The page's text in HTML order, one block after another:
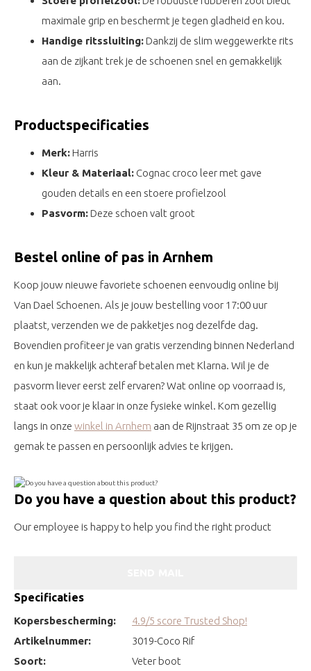
maximale grip en beschermt je tegen gladheid en kou.
Handige ritssluiting: Dankzij de slim weggewerkte rits
aan de zijkant trek je de schoenen snel en gemakkelijk
aan.
Productspecificaties
Merk: Harris
Kleur & Materiaal: Cognac croco leer met gave
gouden details en een stoere profielzool
Pasvorm: Deze schoen valt groot
Bestel online of pas in Arnhem
Koop jouw nieuwe favoriete schoenen eenvoudig online bij
Van Dael Schoenen. Als je jouw bestelling voor 17:00 uur
plaatst, verzenden we de pakketjes nog dezelfde dag.
Bovendien profiteer je van gratis verzending binnen Nederland
en kun je makkelijk achteraf betalen met Klarna. Wil je de
pasvorm liever eerst zelf ervaren? Wat online op voorraad is,
staat ook voor je klaar in onze fysieke winkel. Kom gezellig
langs in onze winkel in Arnhem aan de Rijnstraat 35 om ze op je
gemak te passen en persoonlijk advies te krijgen.
Do you have a question about this product?
Our employee is happy to help you find the right product
Specificaties
Kopersbescherming:
4.9/5 score Trusted Shop!
Artikelnummer:
3019-Coco Rif
Soort:
Veter boot